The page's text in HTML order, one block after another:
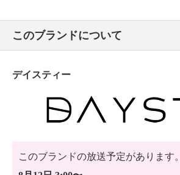
このブランドについて
デイスティー
このブランドの放送予定があります。